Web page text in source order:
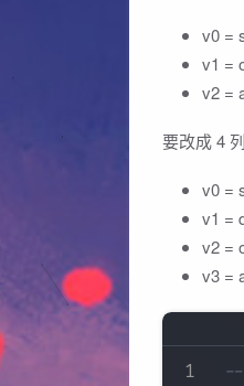
v0 =
v1 =
v2 =
要改成 4
v0 =
v1 =
v2 =
v3 =
--